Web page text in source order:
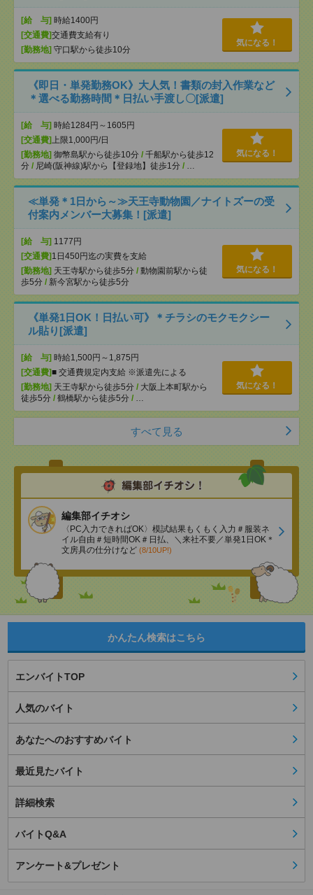
[給 与] 時給1400円
[交通費]交通費支給有り
[勤務地] 守口駅から徒歩10分
気になる！
《即日・単発勤務OK》大人気！書類の封入作業など
＊選べる勤務時間＊日払い手渡し〇[派遣]
[給 与] 時給1284円～1605円
[交通費] 上限1,000円/日
[勤務地] 御幣島駅から徒歩10分 / 千船駅から徒歩12
分 / 尼崎(阪神線)駅から【登録地】徒歩1分 / …
気になる！
≪単発＊1日から～≫天王寺動物園／ナイトズーの受
付案内メンバー大募集！[派遣]
[給 与] 1177円
[交通費] 1日450円迄の実費を支給
[勤務地] 天王寺駅から徒歩5分 / 動物園前駅から徒
歩5分 / 新今宮駅から徒歩5分
気になる！
《単発1日OK！日払い可》＊チラシのモクモクシー
ル貼り[派遣]
[給 与] 時給1,500円～1,875円
[交通費]■ 交通費規定内支給 ※派遣先による
[勤務地] 天王寺駅から徒歩5分 / 大阪上本町駅から
徒歩5分 / 鶴橋駅から徒歩5分 / …
気になる！
すべて見る
編集部イチオシ
〈PC入力できればOK〉模試結果もくもく入力＃服装ネ
イル自由＃短時間OK＃日払、＼来社不要／単発1日OK＊
文房具の仕分けなど (8/10UP!)
かんたん検索はこちら
エンバイトTOP
人気のバイト
あなたへのおすすめバイト
最近見たバイト
詳細検索
バイトQ&A
アンケート&プレゼント